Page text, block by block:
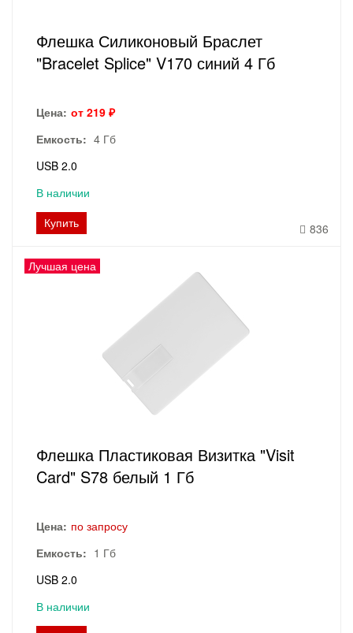
Флешка Силиконовый Браслет
"Bracelet Splice" V170 синий 4 Гб
Цена: от 219 ₽
Емкость: 4 Гб
USB 2.0
В наличии
Купить
836
Лучшая цена
Флешка Пластиковая Визитка "Visit
Card" S78 белый 1 Гб
Цена: по запросу
Емкость: 1 Гб
USB 2.0
В наличии